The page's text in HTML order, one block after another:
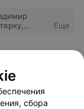
Еще
сбора